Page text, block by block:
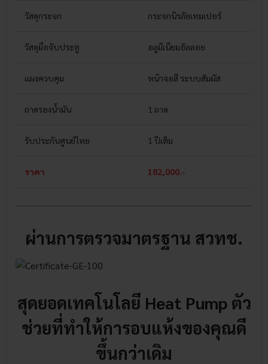
วัสดุกระจก กระจกนิรภัยเทมเปอร์
วัสดุมือจับประตู อลูมิเนียมอัลลอย
แผงควบคุม หน้าจอสี ระบบสัมผัส
ถาดรองน้ำมัน 1 ถาด
รับประกันศูนย์ไทย 1 ปีเต็ม
ราคา 182,000.-
ผ่านการตรวจมาตรฐาน สวทช.
สุดยอดเทคโนโลยี Heat Pump ตัว
ช่วยที่ทำให้การอบแห้งของคุณดี
ขึ้นกว่าเดิม